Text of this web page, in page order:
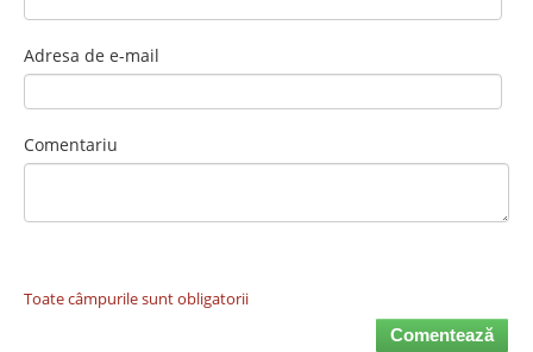
Adresa de e-mail
Comentariu
Toate câmpurile sunt obligatorii
Comentează